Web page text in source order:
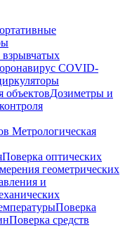
COVID-
объектовДозиметры и
Метрологическая
Поверка оптических
геометрических
и
Поверка
Поверка средств